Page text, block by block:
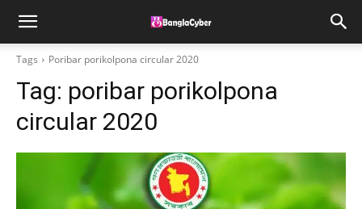
Tags Poribar porikolpona circular 2020
Tag: poribar porikolpona
circular 2020